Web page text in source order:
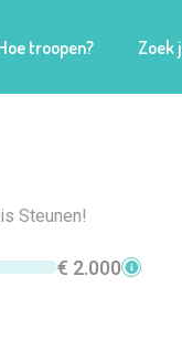
troopen? Zoek
Steunen!
€ 2.000